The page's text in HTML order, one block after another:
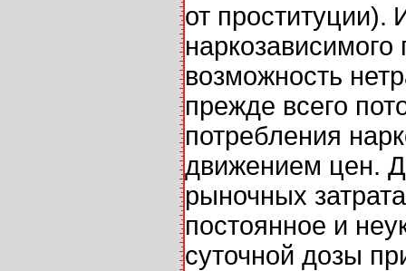
от проституции).
возможность
прежде всего
потребления
движением цен.
рыночных
постоянное и
суточной дозы